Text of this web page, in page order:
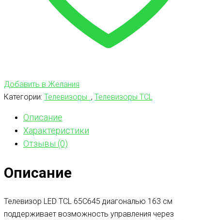
Добавить в Желания
Категории: Телевизоры , Телевизоры TCL
Описание
Характеристики
Отзывы (0)
Описание
Телевизор LED TCL 65C645 диагональю 163 см
поддерживает возможность управления через